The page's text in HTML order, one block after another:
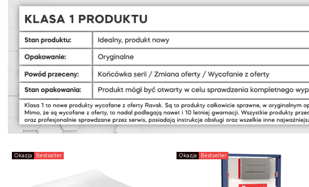
Okazja Bestseller Okazja Bestseller